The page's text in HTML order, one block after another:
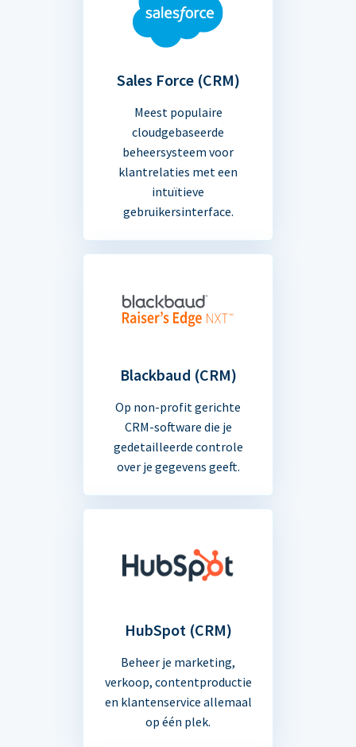
Sales Force (CRM)
Meest populaire
cloudgebaseerde
beheersysteem voor
klantrelaties met een
intuïtieve
gebruikersinterface.
Blackbaud (CRM)
Op non-profit gerichte
CRM-software die je
gedetailleerde controle
over je gegevens geeft.
HubSpot (CRM)
Beheer je marketing,
verkoop, contentproductie
en klantenservice allemaal
op één plek.